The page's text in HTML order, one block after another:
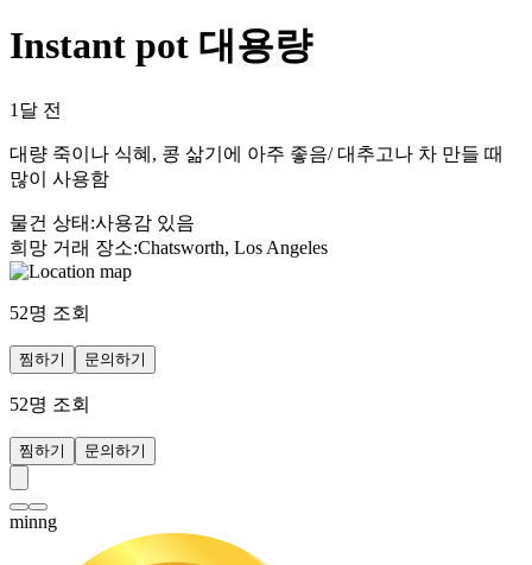
Instant pot 대용량
1달 전
대량 죽이나 식혜, 콩 삶기에 아주 좋음/ 대추고나 차 만들 때
많이 사용함
물건 상태 :사용감 있음
희망 거래 장소:Chatsworth, Los Angeles
52명 조회
찜하기 문의하기
52명 조회
찜하기 문의하기
minng